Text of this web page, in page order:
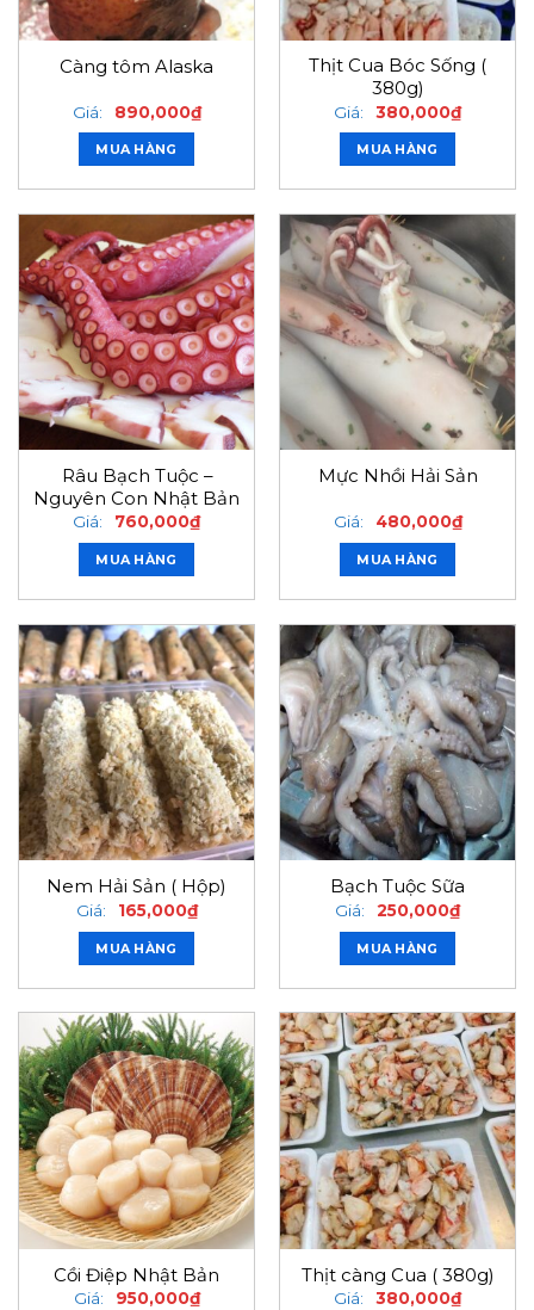
Càng tôm Alaska
Giá: 890,000₫
MUA HÀNG
Thịt Cua Bóc Sống (
380g)
Giá: 380,000₫
MUA HÀNG
Râu Bạch Tuộc –
Nguyên Con Nhật Bản
Giá: 760,000₫
MUA HÀNG
Mực Nhồi Hải Sản
Giá: 480,000₫
MUA HÀNG
Nem Hải Sản ( Hộp)
Giá: 165,000₫
MUA HÀNG
Bạch Tuộc Sữa
Giá: 250,000₫
MUA HÀNG
Cồi Điệp Nhật Bản
Giá: 950,000₫
Thịt càng Cua ( 380g)
Giá: 380,000₫